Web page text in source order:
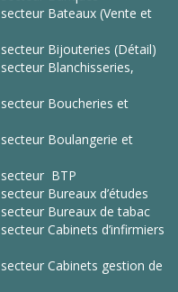
Bateaux (Vente et
Bijouteries (Détail)
Blanchisseries,
Boucheries et
Boulangerie et
BTP
Bureaux d’études
Bureaux de tabac
Cabinets d’infirmiers
Cabinets gestion de